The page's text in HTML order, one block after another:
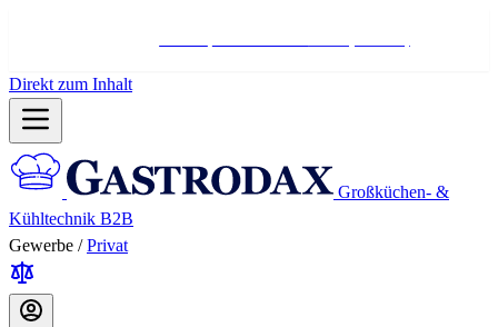
Direkt zum Inhalt
Großküchen- &
Kühltechnik B2B
Gewerbe / Privat